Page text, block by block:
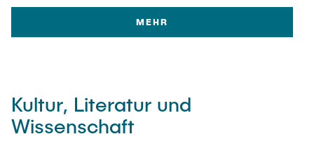
MEHR
Kultur, Literatur und
Wissenschaft